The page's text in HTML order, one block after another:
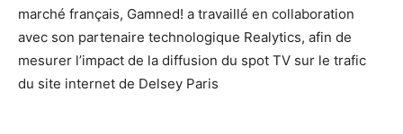
marché français, Gamned! a travaillé en collaboration
avec son partenaire technologique Realytics, afin de
mesurer l’impact de la diffusion du spot TV sur le trafic
du site internet de Delsey Paris